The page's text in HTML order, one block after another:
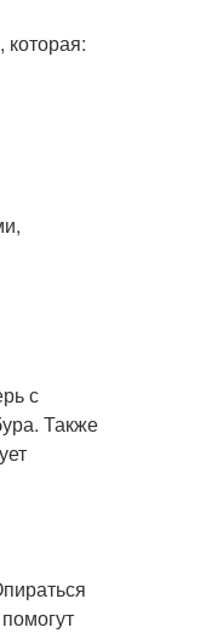
с
Также